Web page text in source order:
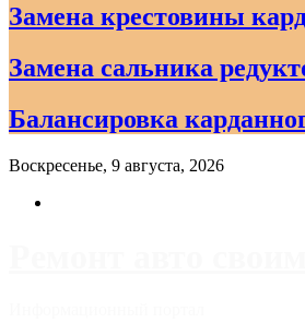
Замена крестовины
Замена сальника
Балансировка
Воскресенье, 9 августа, 2026